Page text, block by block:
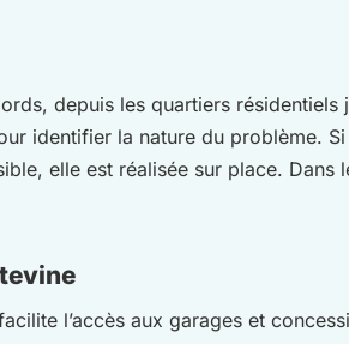
depuis les quartiers résidentiels
identifier la nature du problème.
elle est réalisée sur place.
l’accès aux garages et